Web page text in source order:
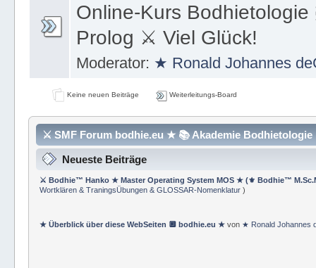
Online-Kurs
Prolog ⚔ Viel Glück!
Moderator: ★ Ronald Johannes
Keine neuen Beiträge Weiterleitungs-Board
⚔ SMF Forum bodhie.eu ★ 📚 Akademie
Neueste Beiträge
⚔ Bodhie™ Hanko ★ Master Operating System MOS ★ (⚜ Bodhie™
Wortklären & TraningsÜbungen & GLOSSAR-Nomenklatur)
★ Überblick über diese WebSeiten 🔲 bodhie.eu ★ von ★ Ronald Johannes